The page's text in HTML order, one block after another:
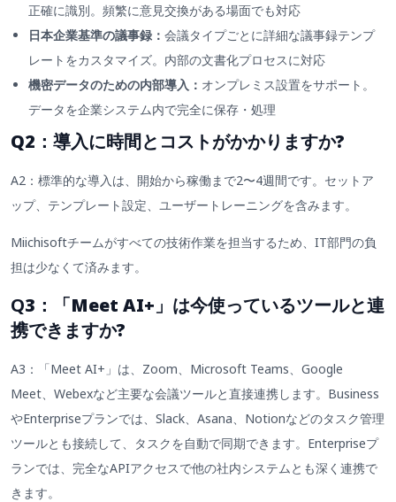
正確に識別。頻繁に意見交換がある場面でも対応
日本企業基準の議事録： 会議タイプごとに詳細な議事録テンプ
レートをカスタマイズ。内部の文書化プロセスに対応
機密データのための内部導入： オンプレミス設置をサポート。
データを企業システム内で完全に保存・処理
Q2：導入に時間とコストがかかりますか?
A2：標準的な導入は、開始から稼働まで2〜4週間です。セットア
ップ、テンプレート設定、ユーザートレーニングを含みます。
Miichisoftチームがすべての技術作業を担当するため、IT部門の負
担は少なくて済みます。
Q3：「Meet AI+」は今使っているツールと連
携できますか?
A3：「Meet AI+」は、Zoom、Microsoft Teams、Google
Meet、Webexなど主要な会議ツールと直接連携します。Business
やEnterpriseプランでは、Slack、Asana、Notionなどのタスク管理
ツールとも接続して、タスクを自動で同期できます。Enterpriseプ
ランでは、完全なAPIアクセスで他の社内システムとも深く連携で
きます。